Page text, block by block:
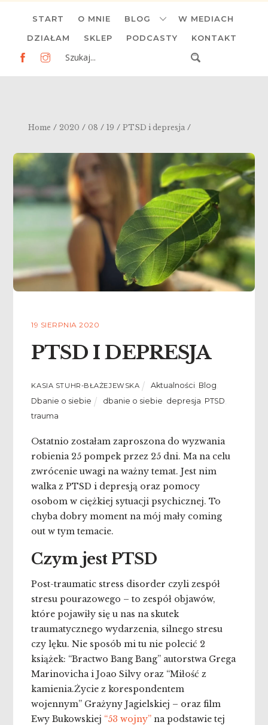
content
START O MNIE BLOG W MEDIACH
DZIAŁAM SKLEP PODCASTY KONTAKT
Home / 2020 / 08 / 19 / PTSD i depresja /
19 SIERPNIA 2020
PTSD I DEPRESJA
KASIA STUHR-BŁAŻEJEWSKA Aktualności Blog
Dbanie o siebie
dbanie o siebie depresja PTSD
trauma
Ostatnio zostałam zaproszona do wyzwania
robienia 25 pompek przez 25 dni. Ma na celu
zwrócenie uwagi na ważny temat. Jest nim
walka z PTSD i depresją oraz pomocy
osobom w ciężkiej sytuacji psychicznej. To
chyba dobry moment na mój mały coming
out w tym temacie.
Czym jest PTSD
Post-traumatic stress disorder czyli zespół
stresu pourazowego – to zespół objawów,
które pojawiły się u nas na skutek
traumatycznego wydarzenia, silnego stresu
czy lęku. Nie sposób mi tu nie polecić 2
książek: “Bractwo Bang Bang” autorstwa Grega
Marinovicha i Joao Silvy oraz “Miłość z
kamienia.Życie z korespondentem
wojennym” Grażyny Jagielskiej – oraz film
Ewy Bukowskiej “53 wojny” na podstawie tej